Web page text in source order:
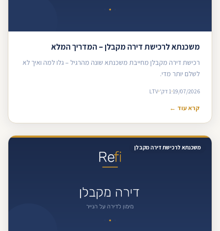
משכנתא לרכישת דירה מקבלן – המדריך המלא
רכישת דירה מקבלן מחייבת משכנתא שונה מהרגיל – גלו למה ואיך לא
לשלם יותר מדי.
19/07/2026 1 דק' LTV
קרא עוד ←
משכנתא לרכישת דירה מקבלן